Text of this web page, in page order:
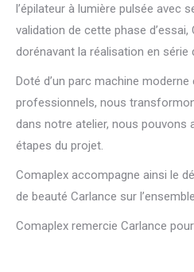
l’épilateur à lumière pulsée avec
validation de cette phase d’essai,
dorénavant la réalisation en série
Doté d’un parc machine
professionnels, nous
dans notre atelier, nous pouvons
étapes du projet.
Comaplex accompagne ainsi le
de beauté Carlance sur
Comaplex remercie Carlance